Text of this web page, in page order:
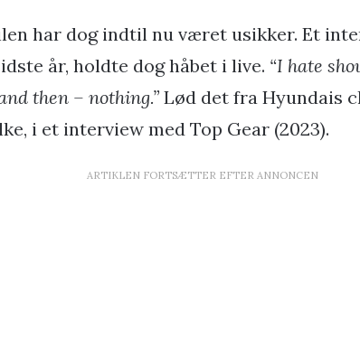
har dog indtil nu været usikker. Et
år, holdte dog håbet i live. “I hate
then – nothing.” Lød det fra Hyundais
i et interview med Top Gear (2023).
ARTIKLEN FORTSÆTTER EFTER ANNONCEN